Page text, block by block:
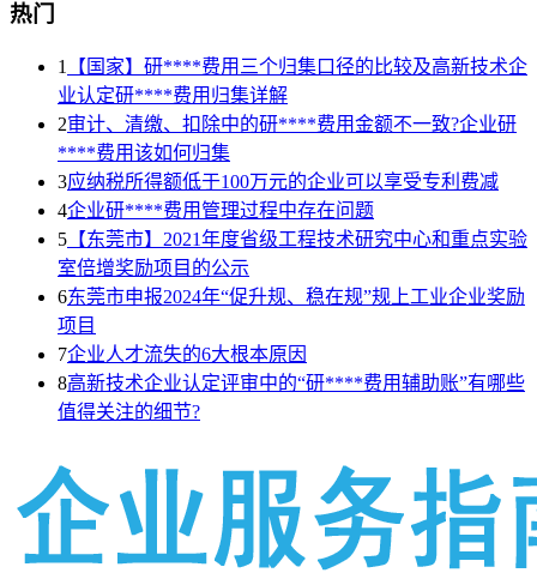
热门
1
【国家】研****费用三个归集口径的比较及高新技术企
业认定研****费用归集详解
2审计、清缴、扣除中的研****费用金额不一致?企业研
****费用该如何归集
3应纳税所得额低于100万元的企业可以享受专利费减
4企业研****费用管理过程中存在问题
5 【东莞市】2021年度省级工程技术研究中心和重点实验
室倍增奖励项目的公示
6东莞市申报2024年“促升规、稳在规”规上工业企业奖励
项目
7企业人才流失的6大根本原因
8高新技术企业认定评审中的“研****费用辅助账”有哪些
值得关注的细节?